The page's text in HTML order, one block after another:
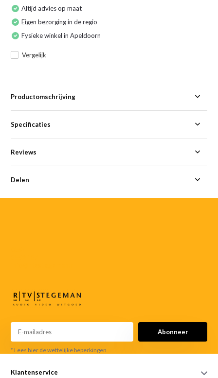
Altijd advies op maat
Eigen bezorging in de regio
Fysieke winkel in Apeldoorn
Vergelijk
Productomschrijving
Specificaties
Reviews
Delen
Abonneer
* Lees hier de wettelijke beperkingen
Klantenservice